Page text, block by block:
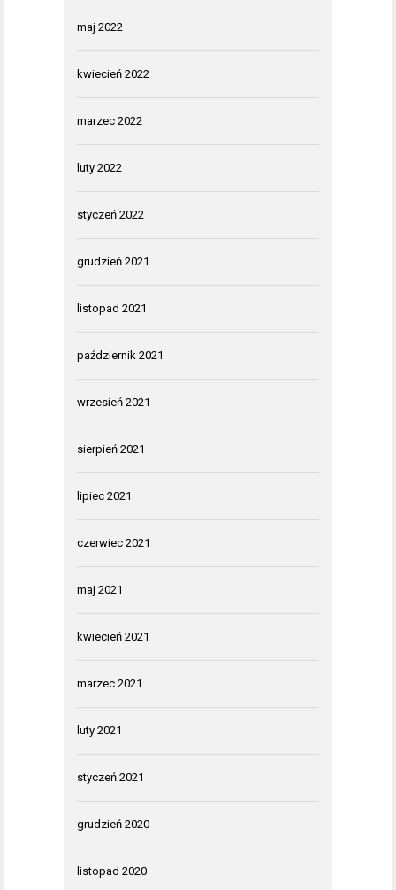
maj 2022
kwiecień 2022
marzec 2022
luty 2022
styczeń 2022
grudzień 2021
listopad 2021
październik 2021
wrzesień 2021
sierpień 2021
lipiec 2021
czerwiec 2021
maj 2021
kwiecień 2021
marzec 2021
luty 2021
styczeń 2021
grudzień 2020
listopad 2020